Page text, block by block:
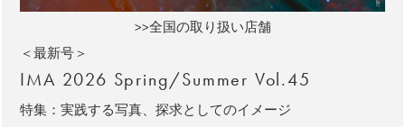
>>全国の取り扱い店舗
＜最新号＞
IMA 2026 Spring/Summer Vol.45
特集：実践する写真、探求としてのイメージ